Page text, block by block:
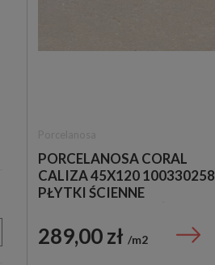
PORCELANOSA CORAL
CALIZA 45X120 100330258
PŁYTKI ŚCIENNE
289,00 zł m2